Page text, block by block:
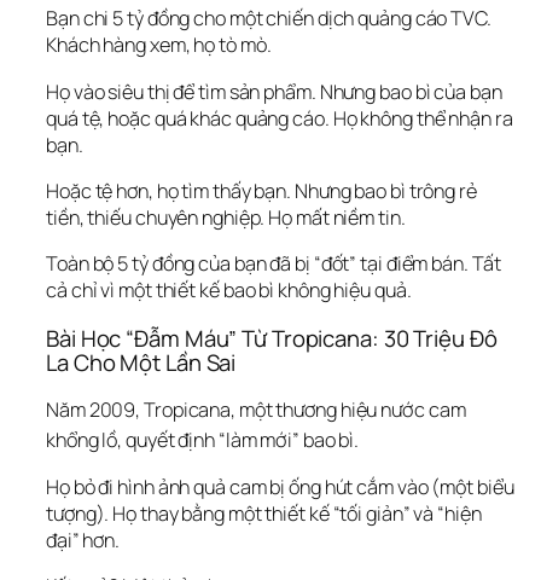
Bạn chi 5 tỷ đồng cho một chiến dịch quảng cáo TVC.
Khách hàng xem, họ tò mò.
Họ vào siêu thị để tìm sản phẩm. Nhưng bao bì của bạn
quá tệ, hoặc quá khác quảng cáo. Họ không thể nhận ra
bạn.
Hoặc tệ hơn, họ tìm thấy bạn. Nhưng bao bì trông rẻ
tiền, thiếu chuyên nghiệp. Họ mất niềm tin.
Toàn bộ 5 tỷ đồng của bạn đã bị “đốt” tại điểm bán. Tất
cả chỉ vì một thiết kế bao bì không hiệu quả.
Bài Học “Đẫm Máu” Từ Tropicana: 30 Triệu Đô
La Cho Một Lần Sai
Năm 2009, Tropicana, một thương hiệu nước cam
khổng lồ, quyết định “làm mới” bao bì.
Họ bỏ đi hình ảnh quả cam bị ống hút cắm vào (một biểu
tượng). Họ thay bằng một thiết kế “tối giản” và “hiện
đại” hơn.